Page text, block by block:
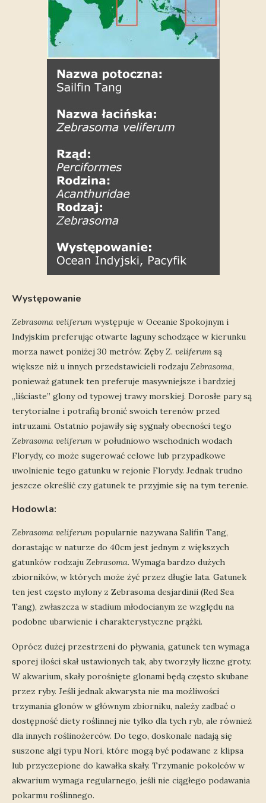
Występowanie
Zebrasoma veliferum występuje w Oceanie Spokojnym i
Indyjskim preferując otwarte laguny schodzące w kierunku
morza nawet poniżej 30 metrów. ZębyZ. veliferum są
większe niż u innych przedstawicieli rodzaju Zebrasoma,
ponieważ gatunek ten preferuje masywniejsze i bardziej
„liściaste” glony od typowej trawy morskiej. Dorosłe pary są
terytorialne i potrafią bronić swoich terenów przed
intruzami. Ostatnio pojawiły się sygnały obecności tego
Zebrasoma veliferum w południowo wschodnich wodach
Florydy, co może sugerować celowe lub przypadkowe
uwolnienie tego gatunku w rejonie Florydy. Jednak trudno
jeszcze określić czy gatunek te przyjmie się na tym terenie.
Hodowla:
Zebrasoma veliferum popularnie nazywana Salifin Tang,
dorastając w naturze do 40cm jest jednym z większych
gatunków rodzaju Zebrasoma. Wymaga bardzo dużych
zbiorników, w których może żyć przez długie lata. Gatunek
ten jest często mylony z Zebrasoma desjardinii (Red Sea
Tang), zwłaszcza w stadium młodocianym ze względu na
podobne ubarwienie i charakterystyczne prążki.
Oprócz dużej przestrzeni do pływania, gatunek ten wymaga
sporej ilości skał ustawionych tak, aby tworzyły liczne groty.
W akwarium, skały porośnięte glonami będą często skubane
przez ryby. Jeśli jednak akwarysta nie ma możliwości
trzymania glonów w głównym zbiorniku, należy zadbać o
dostępność diety roślinnej nie tylko dla tych ryb, ale również
dla innych roślinożerców. Do tego, doskonale nadają się
suszone algi typu Nori, które mogą być podawane z klipsa
lub przyczepione do kawałka skały. Trzymanie pokolców w
akwarium wymaga regularnego, jeśli nie ciągłego podawania
pokarmu roślinnego.